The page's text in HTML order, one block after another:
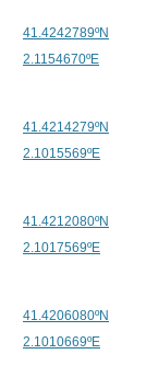
41.4242789ºN
2.1154670ºE
41.4214279ºN
2.1015569ºE
41.4212080ºN
2.1017569ºE
41.4206080ºN
2.1010669ºE